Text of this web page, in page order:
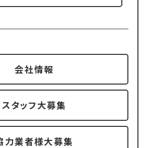
会社情報
スタッフ大募集
力業者様大募集